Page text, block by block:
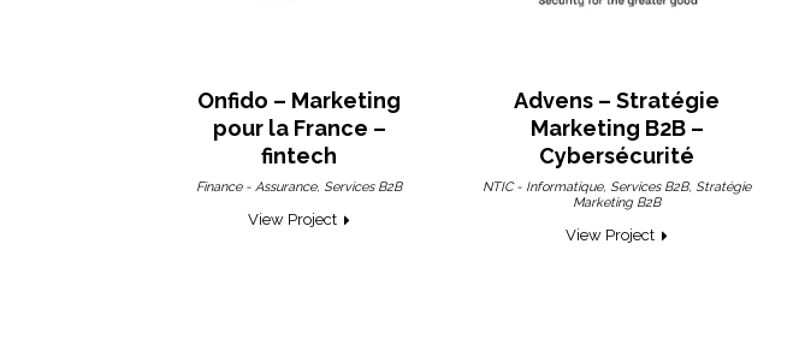
Onfido – Marketing
pour la France –
fintech
Finance - Assurance,Services B2B
View Project
Advens – Stratégie
Marketing B2B –
Cybersécurité
NTIC - Informatique,Services B2B,Stratégie
Marketing B2B
View Project